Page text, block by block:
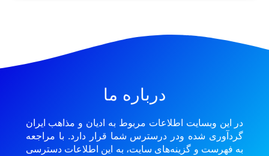
درباره ما
در این وبسایت اطلاعات مربوط به ادیان و مذاهب ایران
گردآوری شده ودر درسترس شما قرار دارد. با مراجعه
به فهرست و گزینه‌های سایت، به این اطلاعات دسترسی